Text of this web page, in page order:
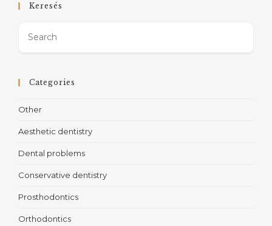
Keresés
Categories
Other
Aesthetic dentistry
Dental problems
Conservative dentistry
Prosthodontics
Orthodontics